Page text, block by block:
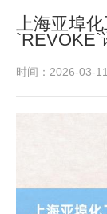
上海亚埠
`REVOKE`
时间：2026-03-